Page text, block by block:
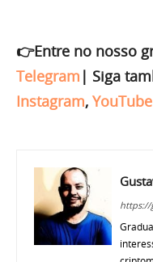
👉Entre no nosso
Telegram | Siga
Instagram, YouTube
https://